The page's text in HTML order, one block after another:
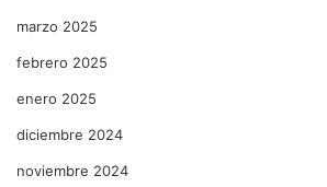
marzo 2025
febrero 2025
enero 2025
diciembre 2024
noviembre 2024